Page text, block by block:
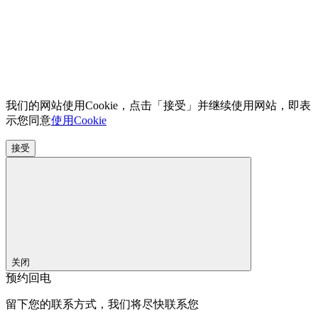
我们的网站使用Cookie，点击「接受」并继续使用网站，即表
示您同意使用Cookie
接受
关闭
预约回电
留下您的联系方式，我们将尽快联系您